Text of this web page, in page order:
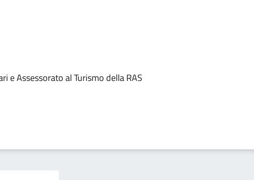
e Assessorato al Turismo della RAS